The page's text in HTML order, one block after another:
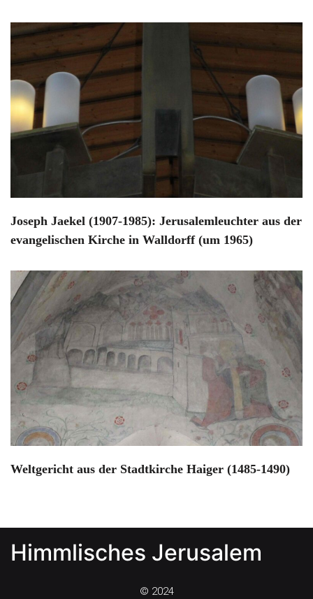
Joseph Jaekel (1907-1985): Jerusalemleuchter aus der
evangelischen Kirche in Walldorff (um 1965)
Weltgericht aus der Stadtkirche Haiger (1485-1490)
Himmlisches Jerusalem
© 2024